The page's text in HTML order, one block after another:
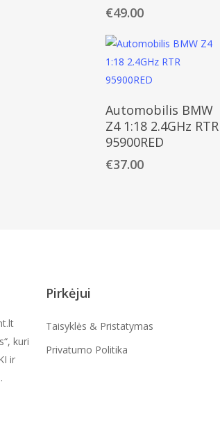
€49.00
Daugiau
Automobilis BMW
Z4 1:18 2.4GHz RTR
95900RED
€37.00
kuri
ir
Pirkėjui
Taisyklės & Pristatymas
Privatumo Politika